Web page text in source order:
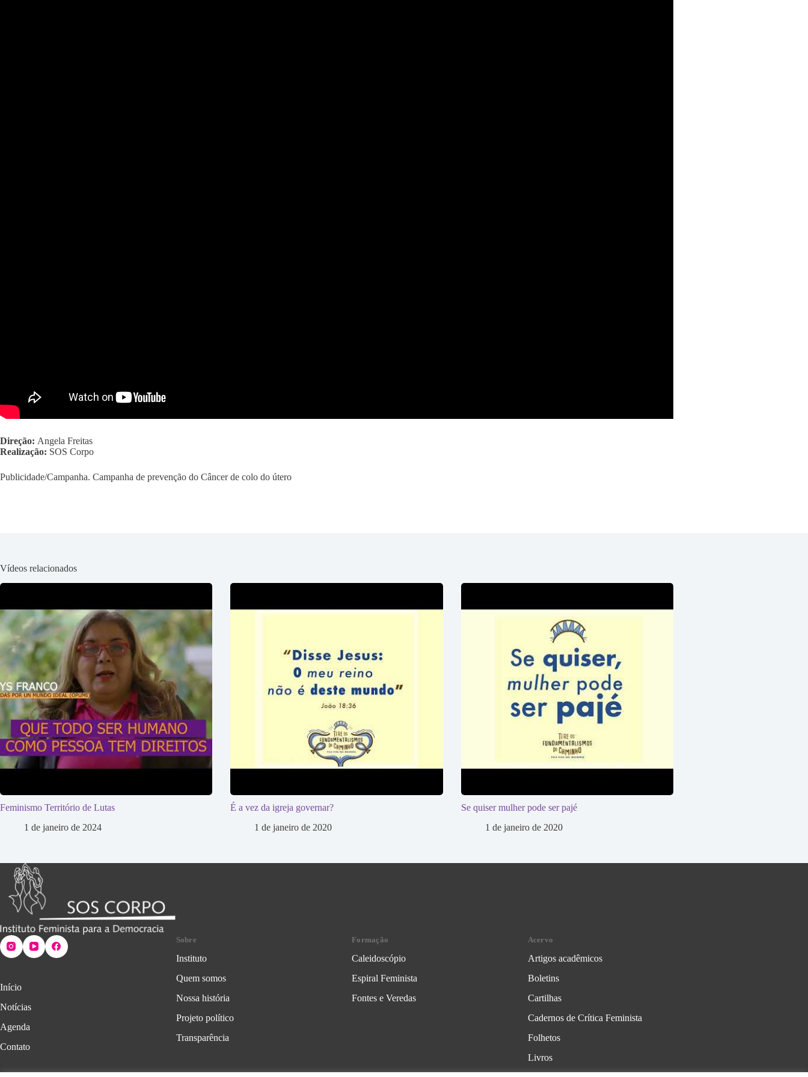
Direção: Angela Freitas
Realização: SOS Corpo
Publicidade/Campanha. Campanha de prevenção do Câncer de colo do útero
Vídeos relacionados
Feminismo Território de Lutas
1 de janeiro de 2024
É a vez da igreja governar?
1 de janeiro de 2020
Se quiser mulher pode ser pajé
1 de janeiro de 2020
Início
Notícias
Agenda
Contato
Sobre
Instituto
Quem somos
Nossa história
Projeto político
Transparência
Formação
Caleidoscópio
Espiral Feminista
Fontes e Veredas
Acervo
Artigos acadêmicos
Boletins
Cartilhas
Cadernos de Crítica Feminista
Folhetos
Livros